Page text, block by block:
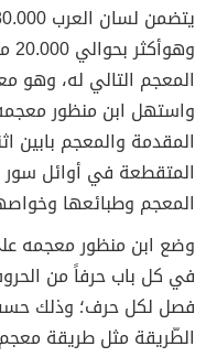
المعجم التالي له، وهو
واستهل ابن منظور
المقدمة والمعجم بابين
المتقطعة في أوائل سور
المعجم وطبائعها
وضع ابن منظور معجمه
في كل باب حرفاً من
فصل لكل حرف؛ وذلك
الطّريقة مثل طريقة